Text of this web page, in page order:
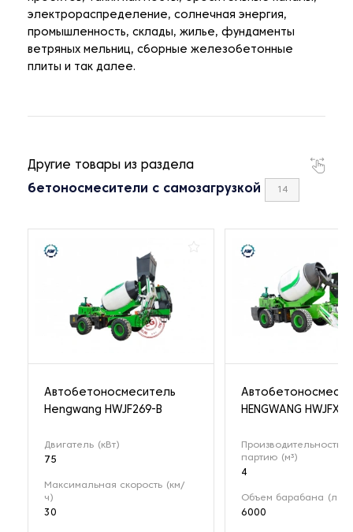
электрораспределение, солнечная энергия,
промышленность, склады, жилье, фундаменты
ветряных мельниц, сборные железобетонные
плиты и так далее.
Другие товары из раздела
бетоносмесители с самозагрузкой 14
Автобетоносмеситель
Hengwang HWJF269-B
Двигатель (кВт)
75
Максимальная скорость (км/
ч)
30
HENGWANG
Производительность
партию (м³)
4
Объем барабана (л)
6000